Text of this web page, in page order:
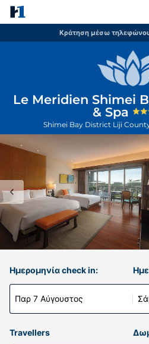
Κράτηση μέσω
Le Meridien Shimei
& Spa
Shimei Bay District Liji
Ημερομηνία check in:
Παρ 7 Αύγουστος
Travellers